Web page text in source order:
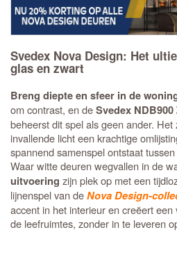
Svedex Nova Design: Het
glas en zwart
Breng diepte en sfeer in de
om contrast, en deSvedex
beheerst dit spel als geen ander.
invallende licht een krachtige
spannend samenspel ontstaat
Waar witte deuren wegvallen in de
uitvoering zijn plek op met een
lijnenspel van deNova Design-
accent in het interieur en creëert
de leefruimtes, zonder in te leveren